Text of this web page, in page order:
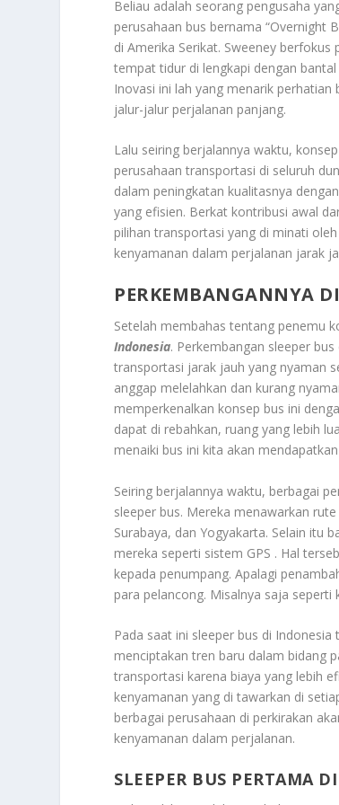
Beliau adalah seorang pengusaha
perusahaan bus bernama “Overnight
di Amerika Serikat. Sweeney
tempat tidur di lengkapi dengan
Inovasi ini lah yang menarik
jalur-jalur perjalanan panjang.
Lalu seiring berjalannya waktu,
perusahaan transportasi di seluruh
dalam peningkatan kualitasnya
yang efisien. Berkat kontribusi awal
pilihan transportasi yang di minati
kenyamanan dalam perjalanan jarak
PERKEMBANGANNYA
Setelah membahas tentang penemu
Indonesia. Perkembangan sleeper
transportasi jarak jauh yang nyaman
anggap melelahkan dan kurang
memperkenalkan konsep bus ini
dapat di rebahkan, ruang yang lebih
menaiki bus ini kita akan
Seiring berjalannya waktu, berbagai
sleeper bus. Mereka menawarkan
Surabaya, dan Yogyakarta. Selain itu
mereka seperti sistem GPS . Hal
kepada penumpang. Apalagi
para pelancong. Misalnya saja
Pada saat ini sleeper bus di
menciptakan tren baru dalam bidang
transportasi karena biaya yang lebih
kenyamanan yang di tawarkan di
berbagai perusahaan di perkirakan
kenyamanan dalam perjalanan.
SLEEPER BUS PERTAMA